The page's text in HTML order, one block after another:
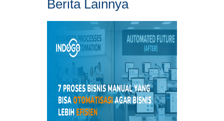
Berita Lainnya